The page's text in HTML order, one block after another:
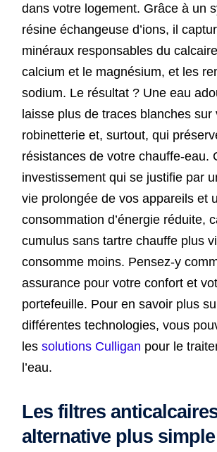
dans votre logement. Grâce à un
résine échangeuse d’ions, il
minéraux responsables du
calcium et le magnésium, et les
sodium. Le résultat ? Une eau
laisse plus de traces blanches sur
robinetterie et, surtout, qui
résistances de votre chauffe-eau.
investissement qui se justifie par
vie prolongée de vos appareils et
consommation d’énergie réduite,
cumulus sans tartre chauffe plus
consomme moins. Pensez-y
assurance pour votre confort et
portefeuille. Pour en savoir plus
différentes technologies, vous
les solutions Culligan pour le
l’eau.
Les filtres
alternative plus simple